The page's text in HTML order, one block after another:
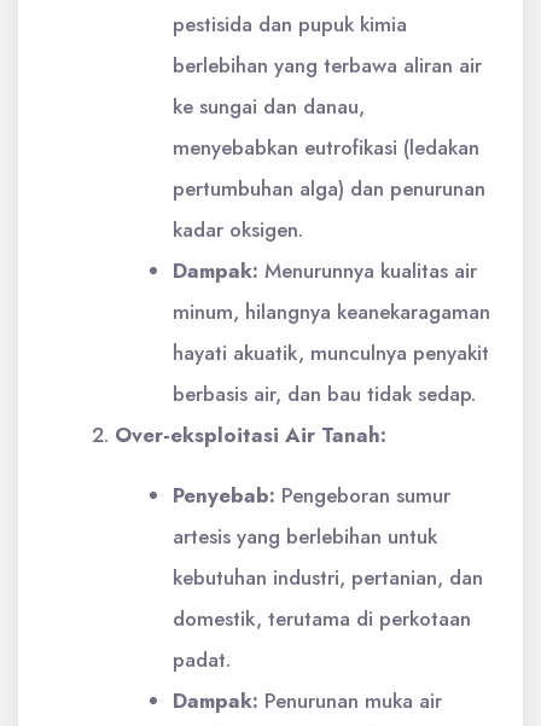
pestisida dan pupuk kimia
berlebihan yang terbawa aliran air
ke sungai dan danau,
menyebabkan eutrofikasi (ledakan
pertumbuhan alga) dan penurunan
kadar oksigen.
Dampak: Menurunnya kualitas air
minum, hilangnya keanekaragaman
hayati akuatik, munculnya penyakit
berbasis air, dan bau tidak sedap.
Over-eksploitasi Air Tanah:
Penyebab: Pengeboran sumur
artesis yang berlebihan untuk
kebutuhan industri, pertanian, dan
domestik, terutama di perkotaan
padat.
Dampak: Penurunan muka air